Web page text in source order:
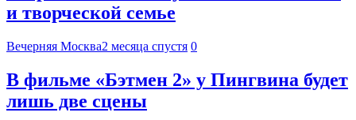
и творческой семье
Вечерняя Москва2 месяца спустя 0
В фильме «Бэтмен 2» у Пингвина будет
лишь две сцены